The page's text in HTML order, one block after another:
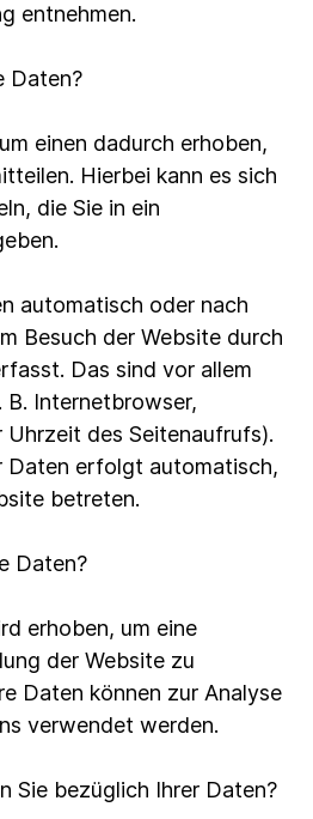
entnehmen.
Daten?
einen dadurch erhoben,
Hierbei kann es sich
die Sie in ein
automatisch oder nach
Besuch der Website durch
Das sind vor allem
Internetbrowser,
des Seitenaufrufs).
Daten erfolgt automatisch,
betreten.
Daten?
erhoben, um eine
der Website zu
Daten können zur Analyse
verwendet werden.
Sie bezüglich Ihrer Daten?